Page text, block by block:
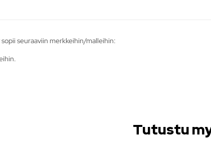
seuraaviin merkkeihin/malleihin:
Tutustu